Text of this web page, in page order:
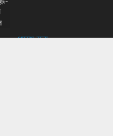
अपराध•राज्य